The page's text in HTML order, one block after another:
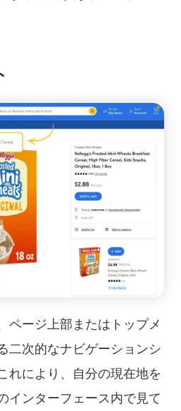
ページ上部またはトップメ
二次的なナビゲーションシ
れにより、自分の現在地を
インターフェース内で見て